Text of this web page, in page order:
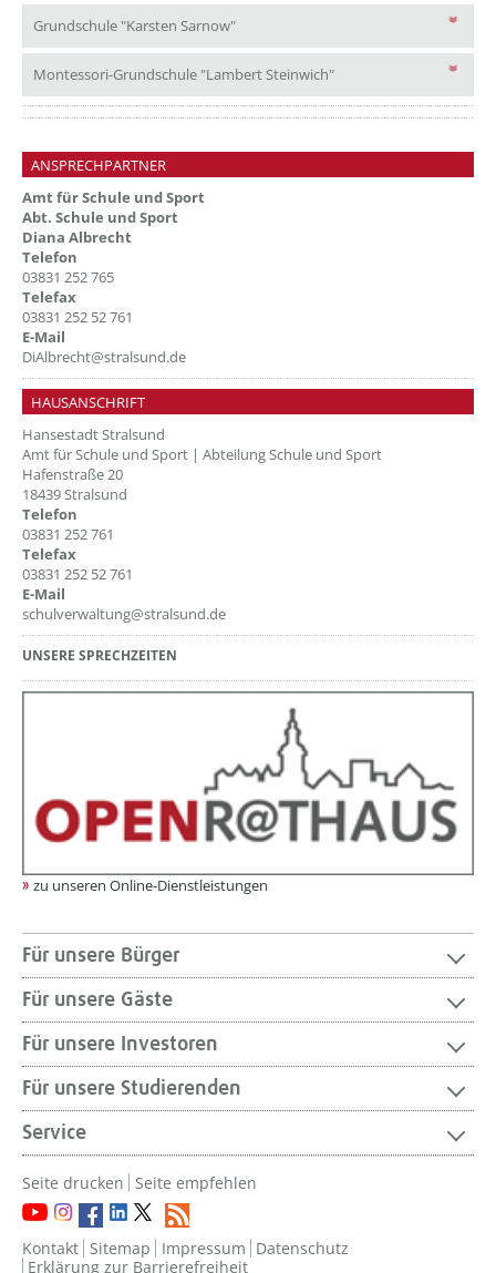
Grundschule "Karsten Sarnow"Grundschule "Karsten Sarnow"
Montessori-Grundschule "Lambert Steinwich"Montessori-
ANSPRECHPARTNER
Amt für Schule und Sport
Abt. Schule und Sport
Diana Albrecht
Telefon
03831 252 765
Telefax
03831 252 52 761
E-Mail
DiAlbrecht@stralsund.de
HAUSANSCHRIFT
Hansestadt Stralsund
Amt für Schule und Sport | Abteilung Schule und Sport
Hafenstraße 20
18439 Stralsund
Telefon
03831 252 761
Telefax
03831 252 52 761
E-Mail
schulverwaltung@stralsund.de
UNSERE SPRECHZEITEN
zu unseren Online-Dienstleistungen
Für unsere Bürger
Für unsere Gäste
Für unsere Investoren
Für unsere Studierenden
Service
Seite drucken Seite empfehlen
Kontakt Sitemap Impressum Datenschutz
Erklärung zur Barrierefreiheit